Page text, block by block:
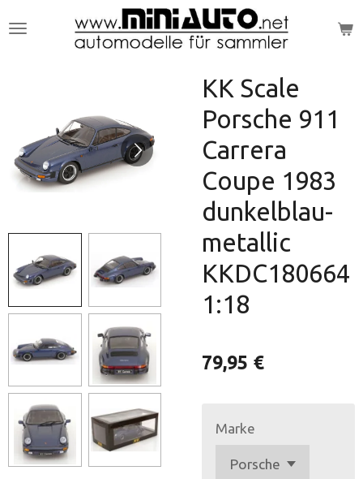
Hauptinhalt
KK Scale
Porsche 911
Carrera
Coupe 1983
dunkelblau-
metallic
KKDC180664
1:18
79,95 €
Marke